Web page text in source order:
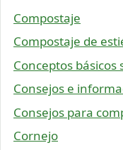
Compostaje
Compostaje de
Conceptos
Consejos e
Consejos para
Cornejo